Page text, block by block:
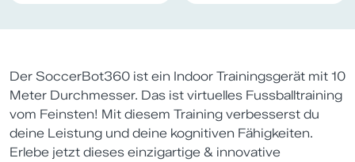
Der SoccerBot360 ist ein Indoor Trainingsgerät mit 10
Meter Durchmesser. Das ist virtuelles Fussballtraining
vom Feinsten! Mit diesem Training verbesserst du
deine Leistung und deine kognitiven Fähigkeiten.
Erlebe jetzt dieses einzigartige & innovative